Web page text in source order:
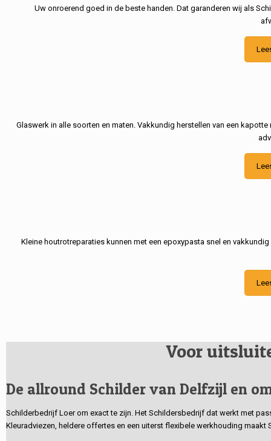
Uw onroerend goed in de beste handen. Dat garanderen wij als
Glaswerk in alle soorten en maten. Vakkundig herstellen van een
Kleine houtrotreparaties kunnen met een epoxypasta snel en
Voor
De allround Schilder van Delfzijl en
Schilderbedrijf Loer om exact te zijn. Het Schildersbedrijf dat werkt met
Kleuradviezen, heldere offertes en een uiterst flexibele werkhouding